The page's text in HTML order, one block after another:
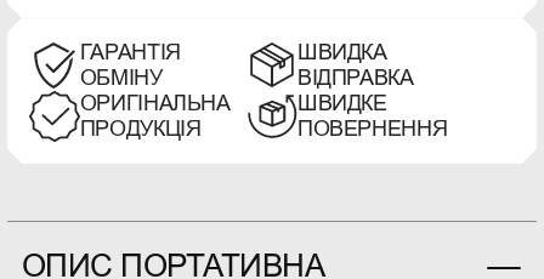
ГАРАНТІЯ
ОБМІНУ
ШВИДКА
ВІДПРАВКА
ОРИГІНАЛЬНА
ПРОДУКЦІЯ
ШВИДКЕ
ПОВЕРНЕННЯ
ОПИС ПОРТАТИВНА